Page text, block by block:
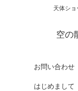
天体ショ
空の
お問い合わせ
はじめまして